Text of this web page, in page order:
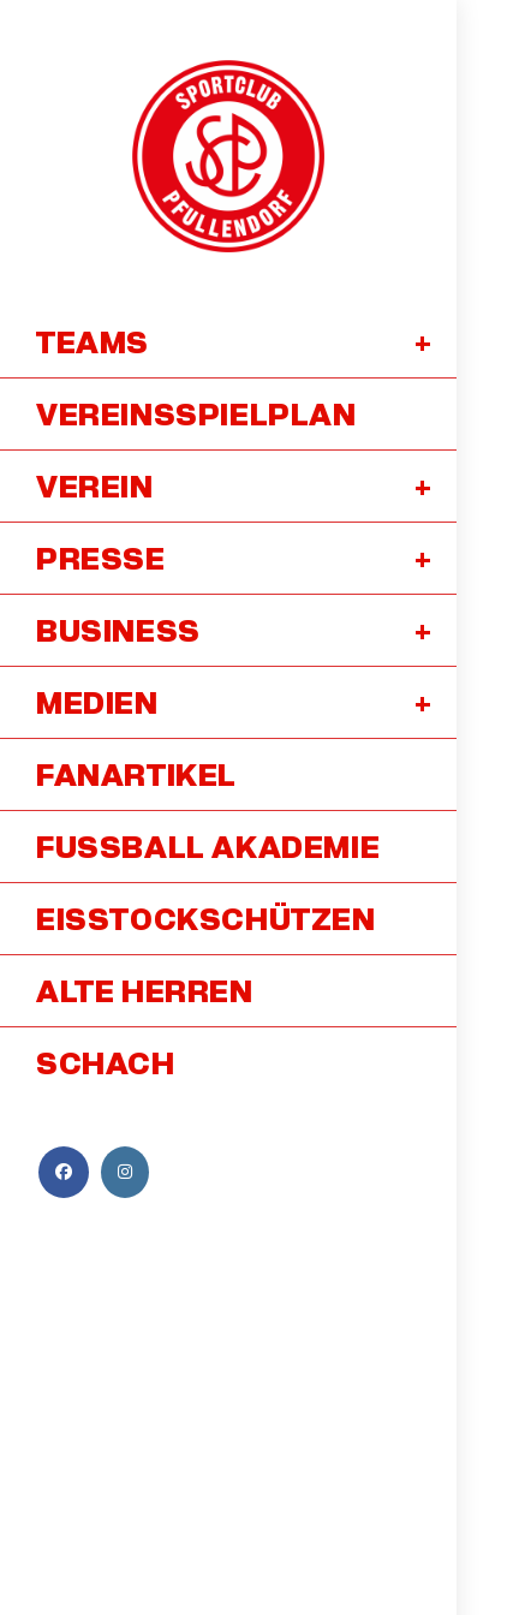
TEAMS
VEREINSSPIELPLAN
VEREIN
PRESSE
BUSINESS
MEDIEN
FANARTIKEL
FUSSBALL AKADEMIE
EISSTOCKSCHÜTZEN
ALTE HERREN
SCHACH